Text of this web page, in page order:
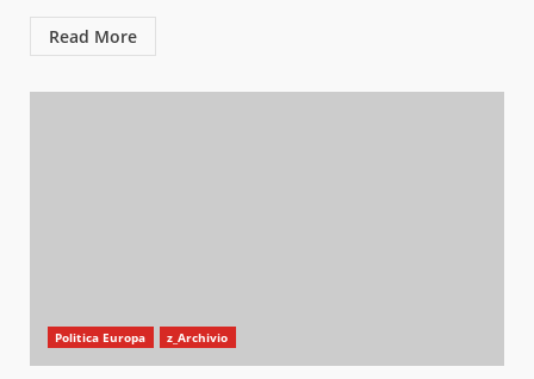
Read More
Politica Europa z_Archivio